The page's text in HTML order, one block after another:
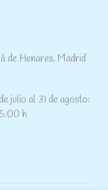
de Henares. Madrid
julio al 31 de agosto:
h